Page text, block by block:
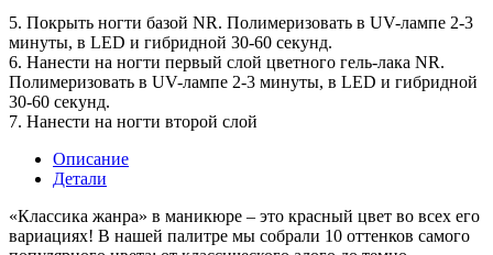
5. Покрыть ногти базой NR. Полимеризовать в UV-лампе 2-3
минуты, в LED и гибридной 30-60 секунд.
6. Нанести на ногти первый слой цветного гель-лака NR.
Полимеризовать в UV-лампе 2-3 минуты, в LED и гибридной
30-60 секунд.
7. Нанести на ногти второй слой
Описание
Детали
«Классика жанра» в маникюре – это красный цвет во всех его
вариациях! В нашей палитре мы собрали 10 оттенков самого